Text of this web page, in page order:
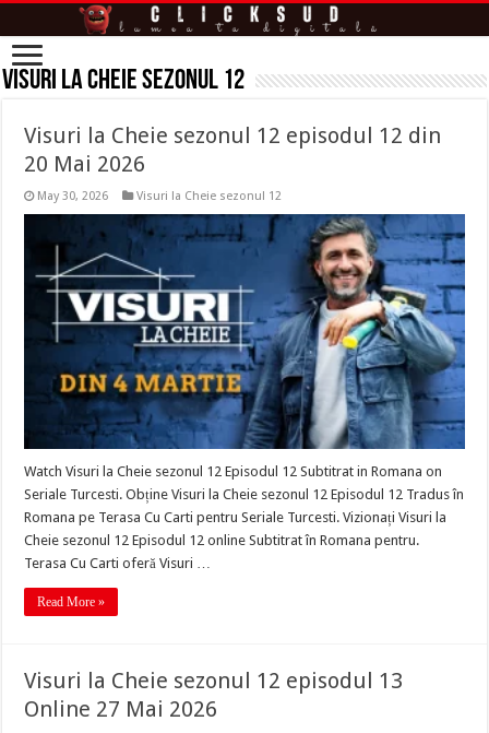
Visuri la Cheie sezonul 12
Visuri la Cheie sezonul 12 episodul 12 din
20 Mai 2026
May 30, 2026 Visuri la Cheie sezonul 12
Watch Visuri la Cheie sezonul 12 Episodul 12 Subtitrat in Romana on
Seriale Turcesti. Obține Visuri la Cheie sezonul 12 Episodul 12 Tradus în
Romana pe Terasa Cu Carti pentru Seriale Turcesti. Vizionați Visuri la
Cheie sezonul 12 Episodul 12 online Subtitrat în Romana pentru.
Terasa Cu Carti oferă Visuri …
Read More »
Visuri la Cheie sezonul 12 episodul 13
Online 27 Mai 2026